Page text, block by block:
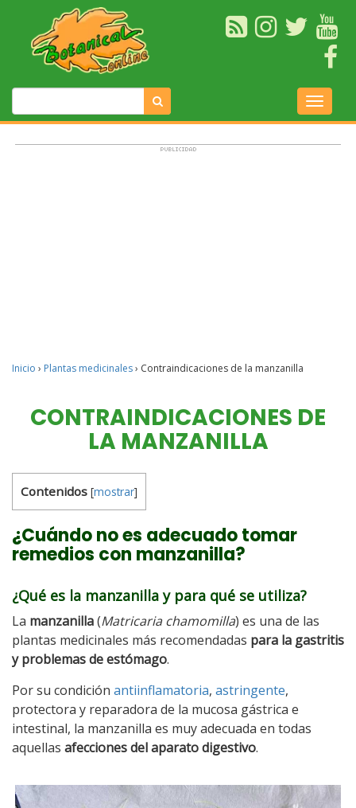
Inicio › Plantas medicinales› Contraindicaciones de la manzanilla
CONTRAINDICACIONES DE
LA MANZANILLA
Contenidos [mostrar]
¿Cuándo no es adecuado tomar
remedios con manzanilla?
¿Qué es la manzanilla y para qué se utiliza?
La manzanilla(Matricaria chamomilla) es una de las
plantas medicinales más recomendadas para la gastritis
y problemas de estómago.
Por su condición antiinflamatoria, astringente,
protectora y reparadora de la mucosa gástrica e
intestinal, la manzanilla es muy adecuada en todas
aquellas afecciones del aparato digestivo.